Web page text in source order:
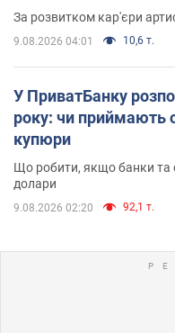
За розвитком кар'єри
9.08.2026 04:01 10,6 т.
У ПриватБанку
року: чи приймають
купюри
Що робити, якщо банки та
долари
9.08.2026 02:20 92,1 т.